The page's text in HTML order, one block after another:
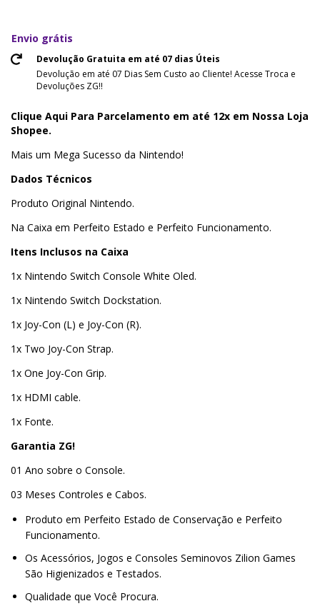
Envio grátis
Devolução Gratuita em até 07 dias Úteis
Devolução em até 07 Dias Sem Custo ao Cliente! Acesse Troca e
Devoluções ZG!!
Clique Aqui Para Parcelamento em até 12x em Nossa Loja
Shopee.
Mais um Mega Sucesso da Nintendo!
Dados Técnicos
Produto Original Nintendo.
Na Caixa em Perfeito Estado e Perfeito Funcionamento.
Itens Inclusos na Caixa
1x Nintendo Switch Console White Oled.
1x Nintendo Switch Dockstation.
1x Joy-Con (L) e Joy-Con (R).
1x Two Joy-Con Strap.
1x One Joy-Con Grip.
1x HDMI cable.
1x Fonte.
Garantia ZG!
01 Ano sobre o Console.
03 Meses Controles e Cabos.
Produto em Perfeito Estado de Conservação e Perfeito
Funcionamento.
Os Acessórios, Jogos e Consoles Seminovos Zilion Games
São Higienizados e Testados.
Qualidade que Você Procura.